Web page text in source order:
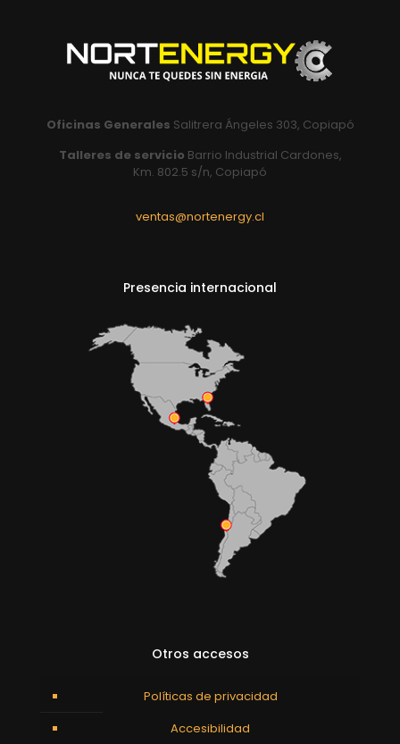
Oficinas Generales Salitrera Ángeles 303, Copiapó
Talleres de servicio Barrio Industrial Cardones,
Km. 802.5 s/n, Copiapó
ventas@nortenergy.cl
Presencia internacional
Otros accesos
Políticas de privacidad
Accesibilidad